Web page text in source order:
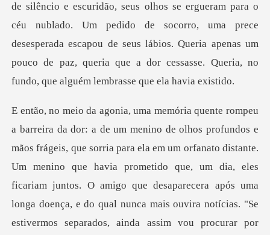
e escuridão, seus olhos se ergueram para o
céu nublado. Um pedido de socorro, uma prece
desesperada escapou de seus lábio
e.
Um menino que havia prometido que, um dia, eles
ficariam juntos. O amigo que desaparecera após uma
longa doença, e do qual nunca mais ouvira notícias. "Se
estiver